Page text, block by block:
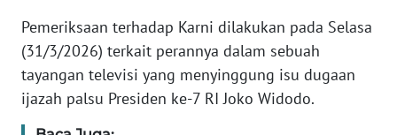
Pemeriksaan terhadap Karni dilakukan pada Selasa
(31/3/2026) terkait perannya dalam sebuah
tayangan televisi yang menyinggung isu dugaan
ijazah palsu Presiden ke-7 RI Joko Widodo.
KARIR
DISCLAIMER